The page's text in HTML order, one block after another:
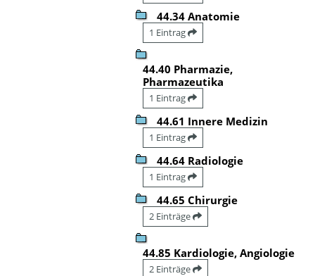
44.34 Anatomie
1 Eintrag
44.40 Pharmazie,
Pharmazeutika
1 Eintrag
44.61 Innere Medizin
1 Eintrag
44.64 Radiologie
1 Eintrag
44.65 Chirurgie
2 Einträge
44.85 Kardiologie, Angiologie
2 Einträge